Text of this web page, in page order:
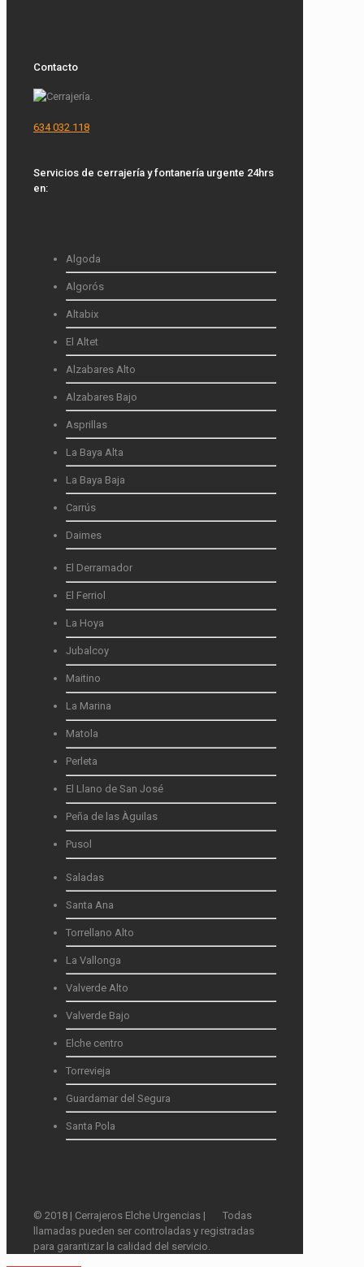
Contacto
634 032 118
Servicios de cerrajería y fontanería urgente 24hrs
en:
Algoda
Algorós
Altabix
El Altet
Alzabares Alto
Alzabares Bajo
Asprillas
La Baya Alta
La Baya Baja
Carrús
Daimes
El Derramador
El Ferriol
La Hoya
Jubalcoy
Maitino
La Marina
Matola
Perleta
El Llano de San José
Peña de las Àguilas
Pusol
Saladas
Santa Ana
Torrellano Alto
La Vallonga
Valverde Alto
Valverde Bajo
Elche centro
Torrevieja
Guardamar del Segura
Santa Pola
© 2018 | Cerrajeros Elche Urgencias | Todas
llamadas pueden ser controladas y registradas
para garantizar la calidad del servicio.